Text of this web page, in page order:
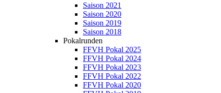
Saison 2021
Saison 2020
Saison 2019
Saison 2018
Pokalrunden
FFVH Pokal 2025
FFVH Pokal 2024
FFVH Pokal 2023
FFVH Pokal 2022
FFVH Pokal 2020